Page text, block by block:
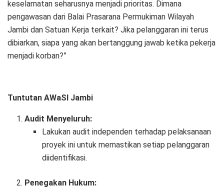
keselamatan seharusnya menjadi prioritas. Dimana
pengawasan dari Balai Prasarana Permukiman Wilayah
Jambi dan Satuan Kerja terkait? Jika pelanggaran ini terus
dibiarkan, siapa yang akan bertanggung jawab ketika pekerja
menjadi korban?”
Tuntutan AWaSI Jambi
Audit Menyeluruh:
Lakukan audit independen terhadap pelaksanaan
proyek ini untuk memastikan setiap pelanggaran
diidentifikasi.
Penegakan Hukum: